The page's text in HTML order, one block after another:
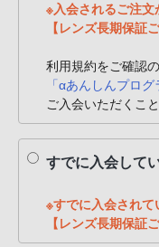
※入会されるご注文
【レンズ長期保証
利用規約をご確認
「αあんしんプロ
ご入会いただくこ
すでに入会して
※すでに入会されて
【レンズ長期保証